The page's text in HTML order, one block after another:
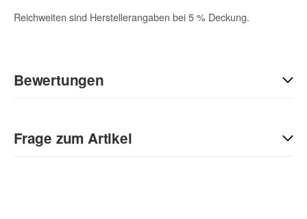
Reichweiten sind Herstellerangaben bei 5 % Deckung.
Bewertungen
Sie Anderen bei der Kaufentscheidung:
Frage zum Artikel